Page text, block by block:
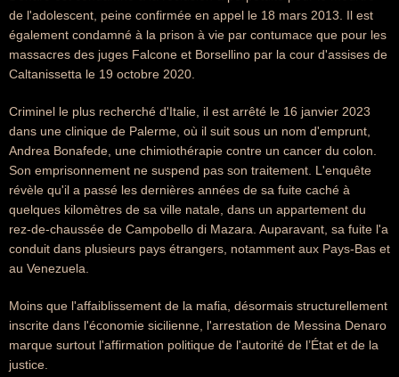
de l'adolescent, peine confirmée en appel le 18 mars 2013. Il est
également condamné à la prison à vie par contumace que pour les
massacres des juges Falcone et Borsellino par la cour d'assises de
Caltanissetta le 19 octobre 2020.
Criminel le plus recherché d'Italie, il est arrêté le 16 janvier 2023
dans une clinique de Palerme, où il suit sous un nom d'emprunt,
Andrea Bonafede, une chimiothérapie contre un cancer du colon.
Son emprisonnement ne suspend pas son traitement. L'enquête
révèle qu'il a passé les dernières années de sa fuite caché à
quelques kilomètres de sa ville natale, dans un appartement du
rez-de-chaussée de Campobello di Mazara. Auparavant, sa fuite l'a
conduit dans plusieurs pays étrangers, notamment aux Pays-Bas et
au Venezuela.
Moins que l'affaiblissement de la mafia, désormais structurellement
inscrite dans l'économie sicilienne, l'arrestation de Messina Denaro
marque surtout l'affirmation politique de l'autorité de l’État et de la
justice.